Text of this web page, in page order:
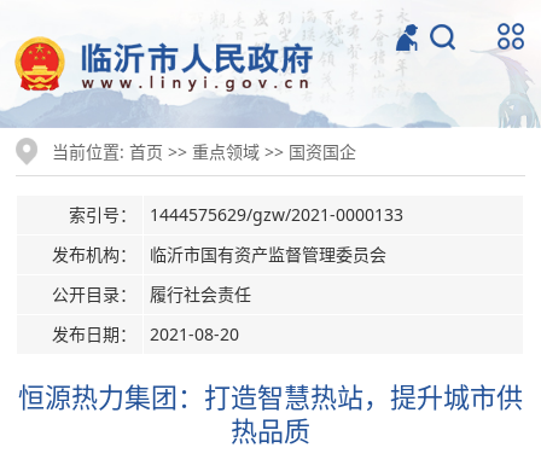
当前位置:首页 >>重点领域 >> 国资国企
索引号：
1444575629/gzw/2021-0000133
发布机构：
临沂市国有资产监督管理委员会
公开目录：
履行社会责任
发布日期：
2021-08-20
恒源热力集团：打造智慧热站，提升城市供
热品质